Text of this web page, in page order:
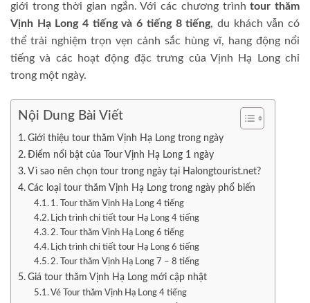
giới trong thời gian ngắn. Với các chương trìnhtour thăm
Vịnh Hạ Long 4 tiếng và 6 tiếng 8 tiếng, du khách vẫn có
thể trải nghiệm trọn vẹn cảnh sắc hùng vĩ, hang động nổi
tiếng và các hoạt động đặc trưng của Vịnh Hạ Long chỉ
trong một ngày.
Nội Dung Bài Viết
Giới thiệu tour thăm Vịnh Hạ Long trong ngày
Điểm nổi bật của Tour Vịnh Hạ Long 1 ngày
Vì sao nên chọn tour trong ngày tại Halongtourist.net?
Các loại tour thăm Vịnh Hạ Long trong ngày phổ biến
1. Tour thăm Vịnh Hạ Long 4 tiếng
Lịch trình chi tiết tour Hạ Long 4 tiếng
2. Tour thăm Vịnh Hạ Long 6 tiếng
Lịch trình chi tiết tour Hạ Long 6 tiếng
2. Tour thăm Vịnh Hạ Long 7 – 8 tiếng
Giá tour thăm Vịnh Hạ Long mới cập nhật
Vé Tour thăm Vịnh Hạ Long 4 tiếng